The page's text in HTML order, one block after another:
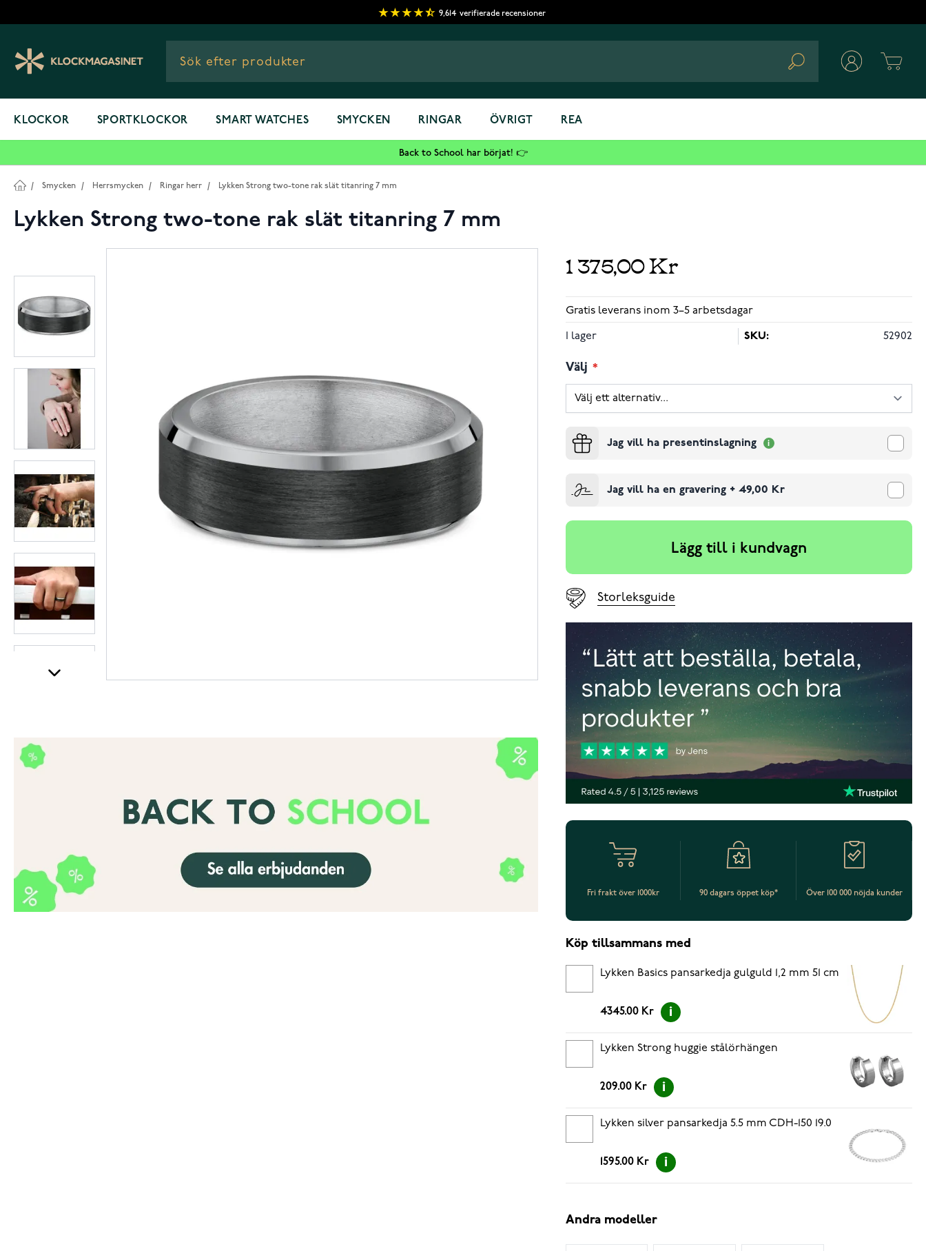
9,614 verifierade recensioner
Search
KLOCKOR SPORTKLOCKOR SMART WATCHES SMYCKEN RINGAR ÖVRIGT REA
Back to School har börjat! 👉
/ Smycken / Herrsmycken / Ringar herr / Lykken Strong two-tone rak slät titanring 7 mm
Lykken Strong two-tone rak slät titanring 7 mm
1 375,00 Kr
Gratis leverans inom 3–5 arbetsdagar
I lager SKU: 52902
Välj
Jag vill ha presentinslagning
Jag vill ha en gravering+ 49,00 Kr
Lägg till i kundvagn
Storleksguide
Fri frakt över 1000kr 90 dagars öppet köp* Över 100 000 nöjda kunder
Köp tillsammans med
Lykken Basics pansarkedja gulguld 1,2 mm 51 cm
4345.00 Kr
Lykken Strong huggie stålörhängen
209.00 Kr
Lykken silver pansarkedja 5.5 mm CDH-150 19.0
1595.00 Kr
Andra modeller